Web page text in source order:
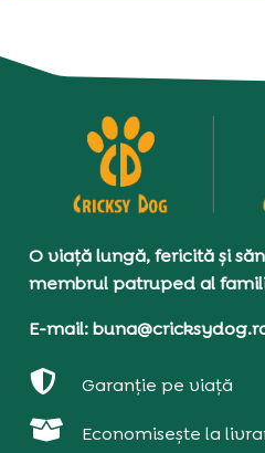
O viață lungă, fericită și
membrul patruped al
E-mail:
 Garanție pe viață
 Economisește la